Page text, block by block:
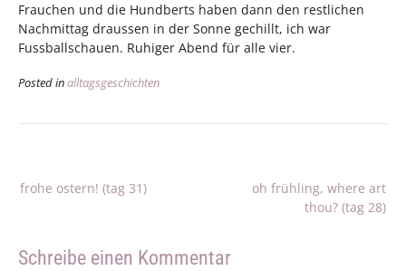
Frauchen und die Hundberts haben dann den restlichen
Nachmittag draussen in der Sonne gechillt, ich war
Fussballschauen. Ruhiger Abend für alle vier.
Posted inalltagsgeschichten
oh frühling, where art
thou? (tag 28)
frohe ostern! (tag 31)
Schreibe einen Kommentar